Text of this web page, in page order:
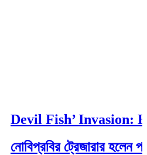
Devil Fish’ Invasion:
নোবিপ্রবির ট্রেজারার হলেন